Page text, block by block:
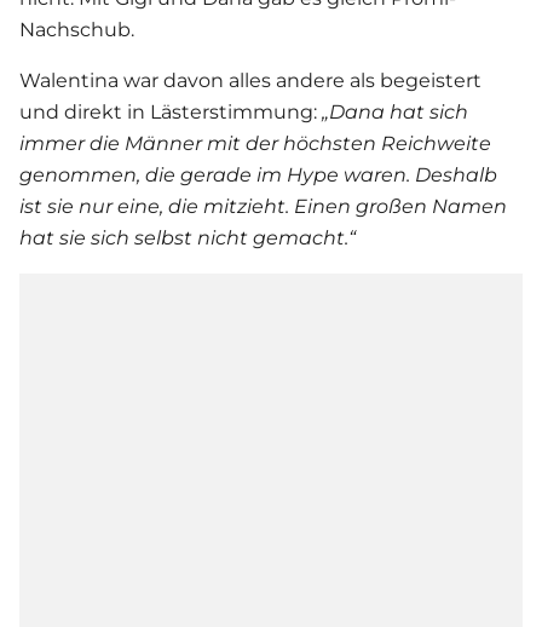
Nachschub.
Walentina war davon alles andere als begeistert
und direkt in Lästerstimmung: „Dana hat sich
immer die Männer mit der höchsten Reichweite
genommen, die gerade im Hype waren. Deshalb
ist sie nur eine, die mitzieht. Einen großen Namen
hat sie sich selbst nicht gemacht.“